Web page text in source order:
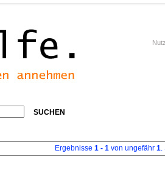
SUCHEN
Ergebnisse 1 - 1 von ungefähr 1.